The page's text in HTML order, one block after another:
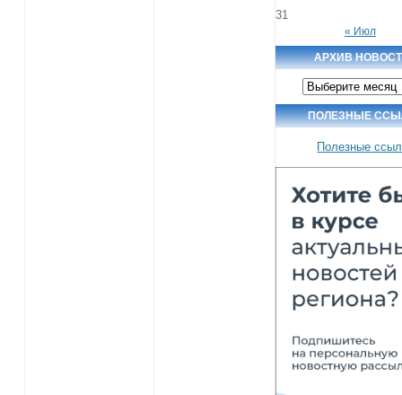
31
« Июл
АРХИВ
Архив
новостей
ПОЛЕЗНЫЕ
Полезные